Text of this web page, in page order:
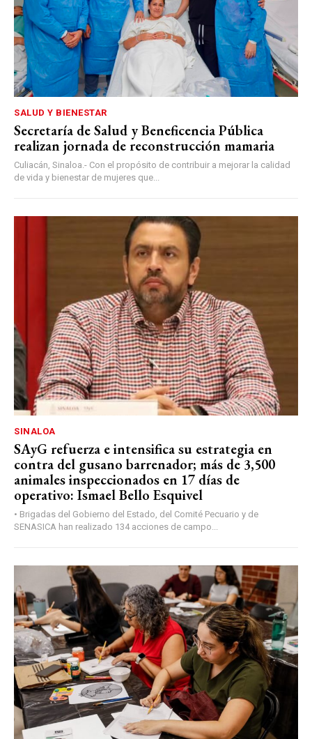
SALUD Y BIENESTAR
Secretaría de Salud y Beneficencia Pública
realizan jornada de reconstrucción mamaria
Culiacán, Sinaloa.- Con el propósito de contribuir a mejorar la calidad
de vida y bienestar de mujeres que...
SINALOA
SAyG refuerza e intensifica su estrategia en
contra del gusano barrenador; más de 3,500
animales inspeccionados en 17 días de
operativo: Ismael Bello Esquivel
• Brigadas del Gobierno del Estado, del Comité Pecuario y de
SENASICA han realizado 134 acciones de campo...